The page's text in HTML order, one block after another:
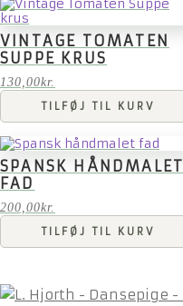
VINTAGE TOMATEN
SUPPE KRUS
130,00kr.
TILFØJ TIL KURV
SPANSK HÅNDMALET
FAD
200,00kr.
TILFØJ TIL KURV